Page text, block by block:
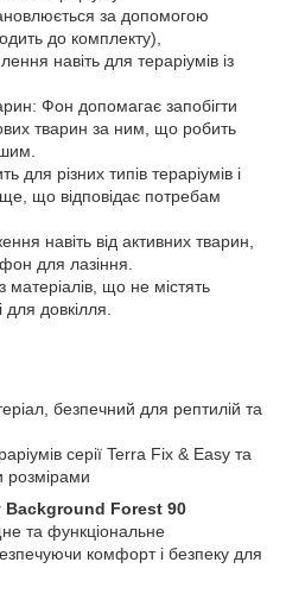
за допомогою
до комплекту),
навіть для тераріумів із
Фон допомагає запобігти
тварин за ним, що робить
для різних типів тераріумів і
що відповідає потребам
навіть від активних тварин,
для лазіння.
матеріалів, що не містять
довкілля.
безпечний для рептилій та
серії Terra Fix & Easy та
розмірами
Background Forest 90
та функціональне
комфорт і безпеку для